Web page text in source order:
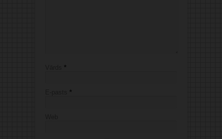
*
*